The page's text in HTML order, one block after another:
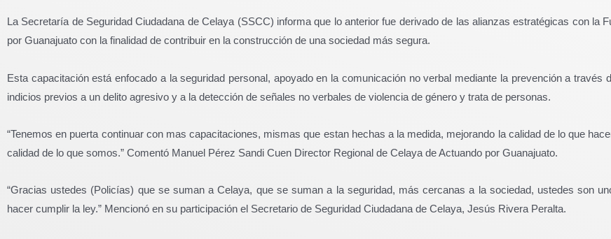
La Secretaría de Seguridad Ciudadana de Celaya (SSCC) informa que lo anterior fue derivado de las alianzas estratégicas con la
por Guanajuato con la finalidad de contribuir en la construcción de una sociedad más segura.
Esta capacitación está enfocado a la seguridad personal, apoyado en la comunicación no verbal mediante la prevención a través
indicios previos a un delito agresivo y a la detección de señales no verbales de violencia de género y trata de personas.
“Tenemos en puerta continuar con mas capacitaciones, mismas que estan hechas a la medida, mejorando la calidad de lo que
calidad de lo que somos.” Comentó Manuel Pérez Sandi Cuen Director Regional de Celaya de Actuando por Guanajuato.
“Gracias ustedes (Policías) que se suman a Celaya, que se suman a la seguridad, más cercanas a la sociedad, ustedes son
hacer cumplir la ley.” Mencionó en su participación el Secretario de Seguridad Ciudadana de Celaya, Jesús Rivera Peralta.